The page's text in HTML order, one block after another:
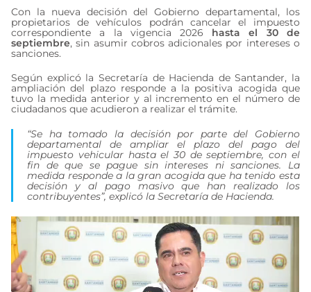
Con la nueva decisión del Gobierno departamental, los
propietarios de vehículos podrán cancelar el impuesto
correspondiente a la vigencia 2026 hasta el 30 de
septiembre, sin asumir cobros adicionales por intereses o
sanciones.
Según explicó la Secretaría de Hacienda de Santander, la
ampliación del plazo responde a la positiva acogida que
tuvo la medida anterior y al incremento en el número de
ciudadanos que acudieron a realizar el trámite.
“Se ha tomado la decisión por parte del Gobierno
departamental de ampliar el plazo del pago del
impuesto vehicular hasta el 30 de septiembre, con el
fin de que se pague sin intereses ni sanciones. La
medida responde a la gran acogida que ha tenido esta
decisión y al pago masivo que han realizado los
contribuyentes”, explicó la Secretaría de Hacienda.